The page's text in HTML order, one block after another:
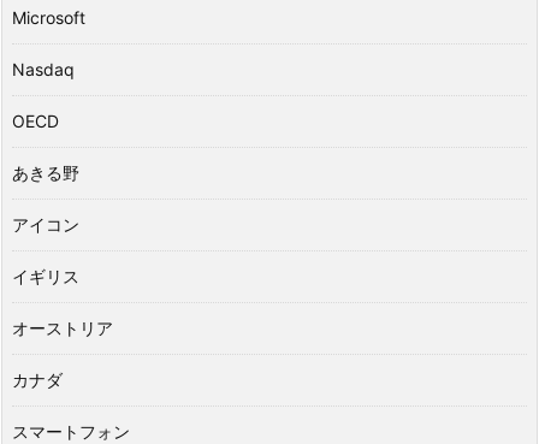
Microsoft
Nasdaq
OECD
あきる野
アイコン
イギリス
オーストリア
カナダ
スマートフォン